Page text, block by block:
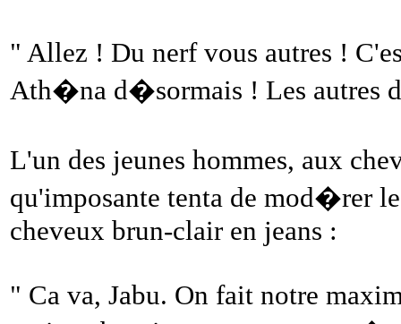
" Allez ! Du nerf vous autres !
Ath�na d�sormais ! Les
L'un des jeunes hommes, aux
qu'imposante tenta de mod�rer
cheveux brun-clair en jeans :
" Ca va, Jabu. On fait notre